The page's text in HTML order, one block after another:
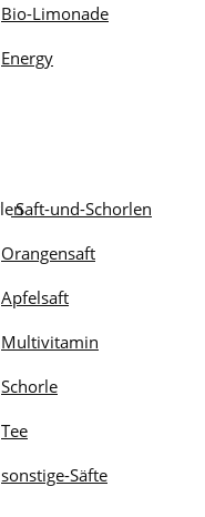
Bio-Limonade
Energy
Saft-und-Schorlen
Orangensaft
Apfelsaft
Multivitamin
Schorle
Tee
sonstige-Säfte